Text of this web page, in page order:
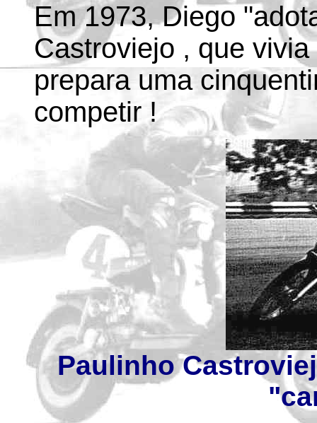
Em 1973, Diego
Castroviejo , que
prepara uma
competir !
Paulinho